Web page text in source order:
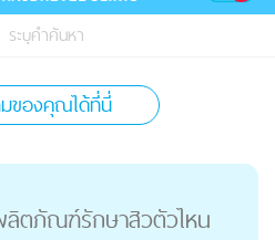
ระบุคำค้นหา
ของคุณได้ที่นี่
ลิตภัณฑ์รักษาสิวตัวไหน